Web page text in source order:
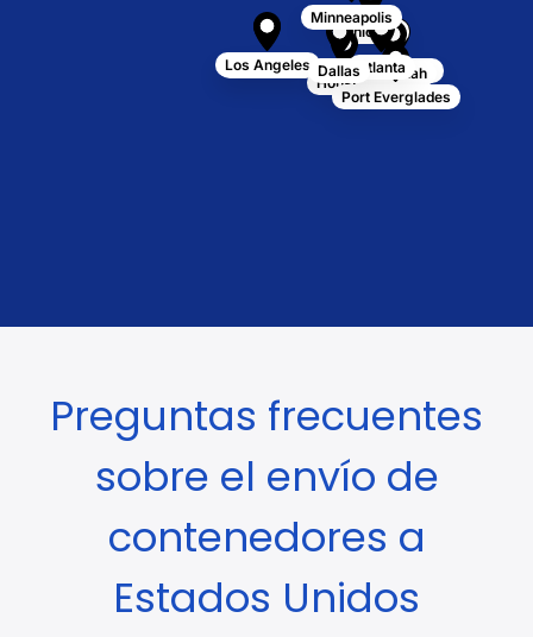
Charleston
Long Beach
Chicago
Houston
Los Angeles
Savannah
Port Everglades
Atlanta
Dallas
Minneapolis
Preguntas frecuentes
sobre el envío de
contenedores a
Estados Unidos